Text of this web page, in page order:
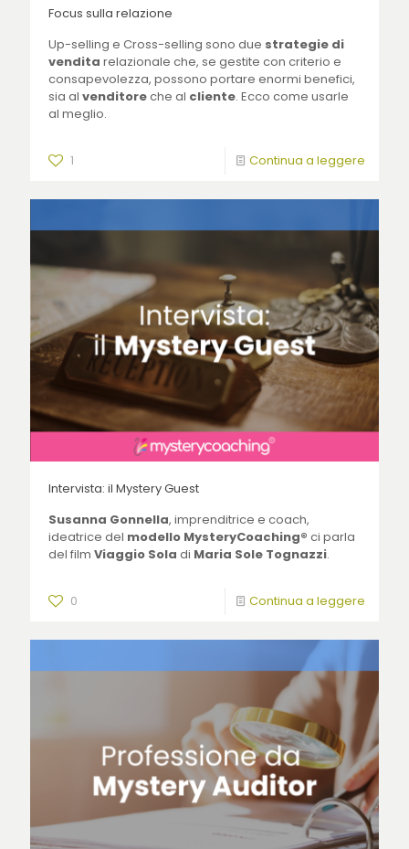
Focus sulla relazione
Up-selling e Cross-selling sono due strategie di
vendita relazionale che, se gestite con criterio e
consapevolezza, possono portare enormi benefici,
sia al venditoreche al cliente. Ecco come usarle
al meglio.
1 Continua a leggere
Intervista: il Mystery Guest
Susanna Gonnella, imprenditrice e coach,
ideatrice del modello MysteryCoaching® ci parla
del film Viaggio Sola di Maria Sole Tognazzi.
0 Continua a leggere